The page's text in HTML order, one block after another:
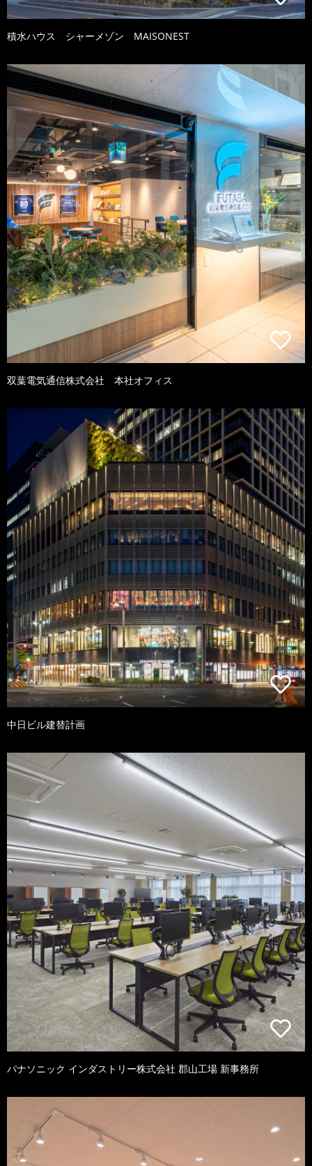
積水ハウス シャーメゾン MAISONEST
双葉電気通信株式会社 本社オフィス
中日ビル建替計画
パナソニック インダストリー株式会社 郡山工場 新事務所